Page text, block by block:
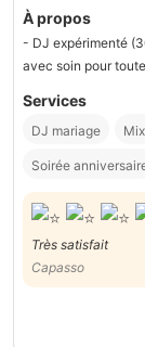
À propos
- DJ expérimenté
avec soin pour
Services
DJ mariage
Soirée
Très satisfait
Capasso